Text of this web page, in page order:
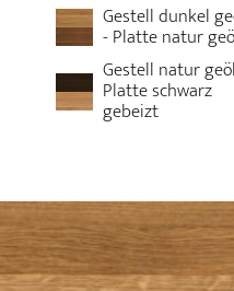
Gestell dunkel
- Platte natur
Gestell natur
Platte schwarz
gebeizt